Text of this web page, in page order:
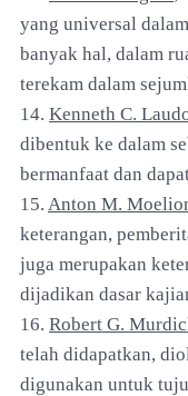
yang universal
banyak hal, dalam
terekam dalam
14. Kenneth C.
dibentuk ke dalam
bermanfaat dan
15. Anton M.
keterangan,
juga merupakan
dijadikan dasar
16. Robert G.
telah didapatkan,
digunakan untuk